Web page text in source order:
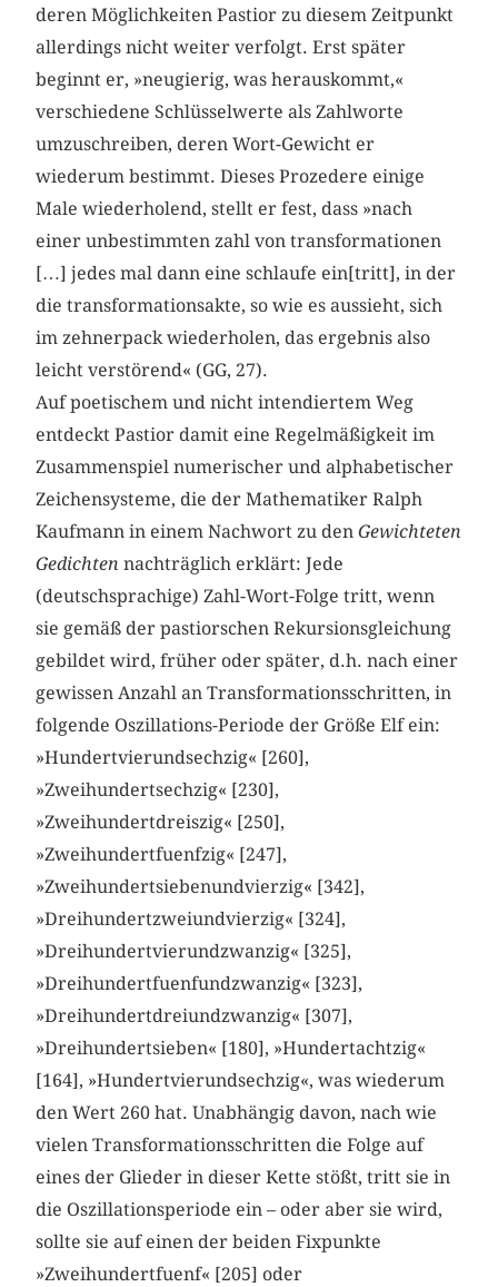
deren Möglichkeiten Pastior zu diesem Zeitpunkt
allerdings nicht weiter verfolgt. Erst später
beginnt er, »neugierig, was herauskommt,«
verschiedene Schlüsselwerte als Zahlworte
umzuschreiben, deren Wort-Gewicht er
wiederum bestimmt. Dieses Prozedere einige
Male wiederholend, stellt er fest, dass »nach
einer unbestimmten zahl von transformationen
[…] jedes mal dann eine schlaufe ein[tritt], in der
die transformationsakte, so wie es aussieht, sich
im zehnerpack wiederholen, das ergebnis also
leicht verstörend« (GG, 27).
Auf poetischem und nicht intendiertem Weg
entdeckt Pastior damit eine Regelmäßigkeit im
Zusammenspiel numerischer und alphabetischer
Zeichensysteme, die der Mathematiker Ralph
Kaufmann in einem Nachwort zu denGewichteten
Gedichten nachträglich erklärt: Jede
(deutschsprachige) Zahl-Wort-Folge tritt, wenn
sie gemäß der pastiorschen Rekursionsgleichung
gebildet wird, früher oder später, d.h. nach einer
gewissen Anzahl an Transformationsschritten, in
folgende Oszillations-Periode der Größe Elf ein:
»Hundertvierundsechzig« [260],
»Zweihundertsechzig« [230],
»Zweihundertdreiszig« [250],
»Zweihundertfuenfzig« [247],
»Zweihundertsiebenundvierzig« [342],
»Dreihundertzweiundvierzig« [324],
»Dreihundertvierundzwanzig« [325],
»Dreihundertfuenfundzwanzig« [323],
»Dreihundertdreiundzwanzig« [307],
»Dreihundertsieben« [180], »Hundertachtzig«
[164], »Hundertvierundsechzig«, was wiederum
den Wert 260 hat. Unabhängig davon, nach wie
vielen Transformationsschritten die Folge auf
eines der Glieder in dieser Kette stößt, tritt sie in
die Oszillationsperiode ein – oder aber sie wird,
sollte sie auf einen der beiden Fixpunkte
»Zweihundertfuenf« [205] oder